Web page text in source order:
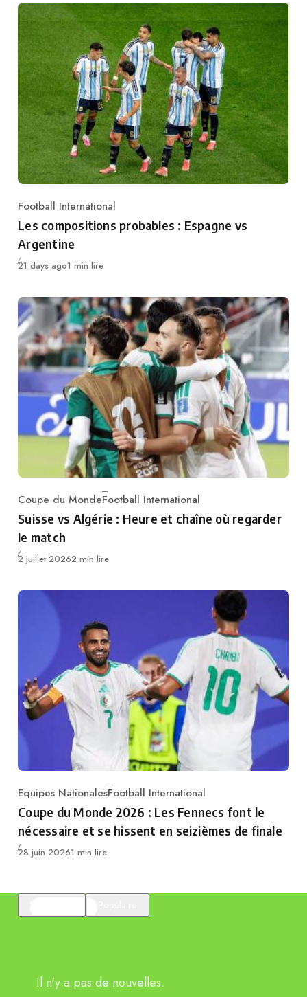
Category
Football International
Les compositions probables : Espagne vs
Argentine
Publié
21 days ago1 min lire
Category
Coupe du MondeFootball International
Suisse vs Algérie : Heure et chaîne où regarder
le match
Publié
2 juillet 20262 min lire
Category
Equipes NationalesFootball International
Coupe du Monde 2026 : Les Fennecs font le
nécessaire et se hissent en seizièmes de finale
Publié
28 juin 20261 min lire
Il n'y a pas de nouvelles.